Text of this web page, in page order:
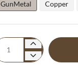
GunMetal
Copper